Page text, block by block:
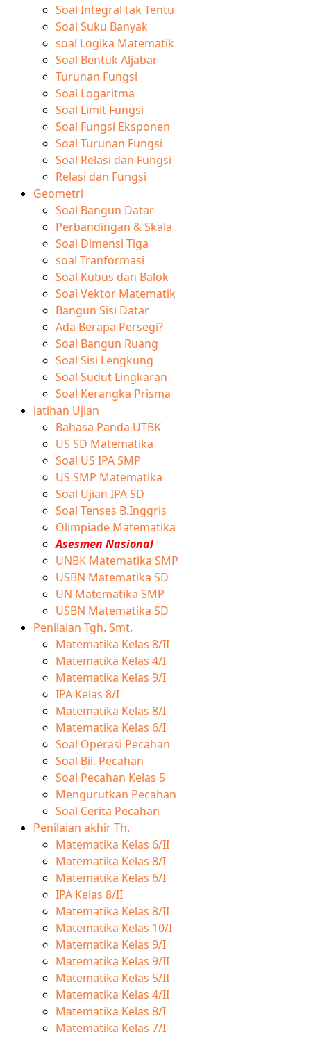
Soal Integral tak Tentu
Soal Suku Banyak
soal Logika Matematik
Soal Bentuk Aljabar
Turunan Fungsi
Soal Logaritma
Soal Limit Fungsi
Soal Fungsi Eksponen
Soal Turunan Fungsi
Soal Relasi dan Fungsi
Relasi dan Fungsi
Geometri
Soal Bangun Datar
Perbandingan & Skala
Soal Dimensi Tiga
soal Tranformasi
Soal Kubus dan Balok
Soal Vektor Matematik
Bangun Sisi Datar
Ada Berapa Persegi?
Soal Bangun Ruang
Soal Sisi Lengkung
Soal Sudut Lingkaran
Soal Kerangka Prisma
latihan Ujian
Bahasa Panda UTBK
US SD Matematika
Soal US IPA SMP
US SMP Matematika
Soal Ujian IPA SD
Soal Tenses B.Inggris
Olimpiade Matematika
Asesmen Nasional
UNBK Matematika SMP
USBN Matematika SD
UN Matematika SMP
USBN Matematika SD
Penilaian Tgh. Smt.
Matematika Kelas 8/II
Matematika Kelas 4/I
Matematika Kelas 9/I
IPA Kelas 8/I
Matematika Kelas 8/I
Matematika Kelas 6/I
Soal Operasi Pecahan
Soal Bil. Pecahan
Soal Pecahan Kelas 5
Mengurutkan Pecahan
Soal Cerita Pecahan
Penilaian akhir Th.
Matematika Kelas 6/II
Matematika Kelas 8/I
Matematika Kelas 6/I
IPA Kelas 8/II
Matematika Kelas 8/II
Matematika Kelas 10/I
Matematika Kelas 9/I
Matematika Kelas 9/II
Matematika Kelas 5/II
Matematika Kelas 4/II
Matematika Kelas 8/I
Matematika Kelas 7/I